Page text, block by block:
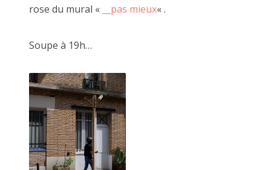
rose du mural «
__pas mieux« .
Soupe à 19h…